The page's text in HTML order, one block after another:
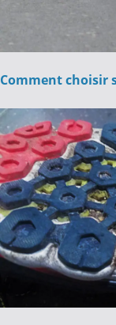
Comment choisir